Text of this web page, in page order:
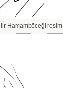
Hamamböceği resim